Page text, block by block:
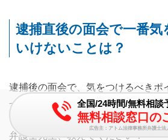
逮捕直後の面会で一番
いけないことは？
逮捕後の面会で、気をつけるべきポ
す！
弁護士先生、教えてください！
全国/24時間/無料相談
無料相談窓口の
広告主：アトム法律事務所弁護士法